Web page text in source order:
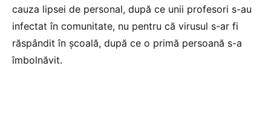
cauza lipsei de personal, după ce unii profesori s-au
infectat în comunitate, nu pentru că virusul s-ar fi
răspândit în școală, după ce o primă persoană s-a
îmbolnăvit.